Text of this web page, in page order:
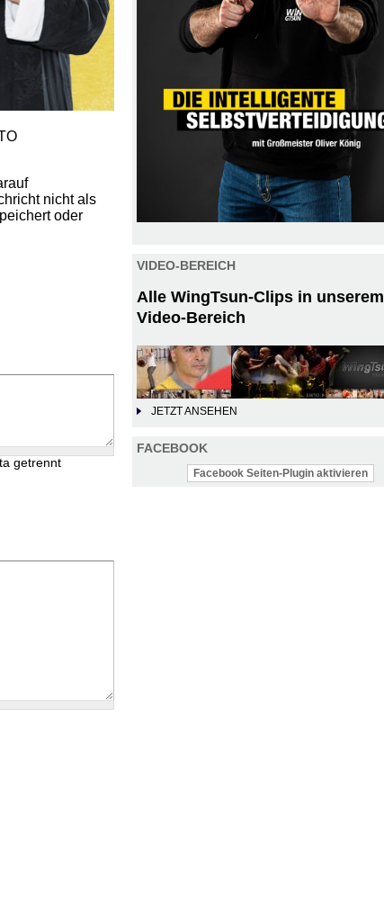
nicht als
oder
getrennt
VIDEO-BEREICH
Alle WingTsun-Clips in unserem
Video-Bereich
JETZT ANSEHEN
FACEBOOK
Facebook Seiten-Plugin aktivieren